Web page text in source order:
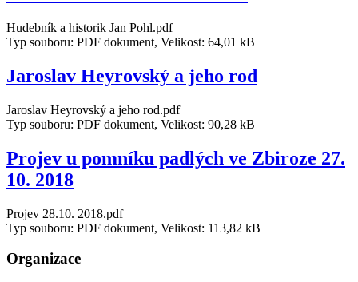
Hudebník a historik Jan Pohl.pdf
Typ souboru: PDF dokument, Velikost: 64,01 kB
Jaroslav Heyrovský a jeho rod
Jaroslav Heyrovský a jeho rod.pdf
Typ souboru: PDF dokument, Velikost: 90,28 kB
Projev u pomníku padlých ve Zbiroze 27.
10. 2018
Projev 28.10. 2018.pdf
Typ souboru: PDF dokument, Velikost: 113,82 kB
Organizace